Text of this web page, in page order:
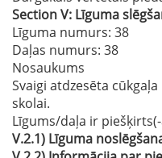
SectionV: Līguma
Līguma numurs: 38
Daļas numurs: 38
Nosaukums
Svaigi atdzesēta
skolai.
Līgums/daļa ir
V.2.1) Līguma